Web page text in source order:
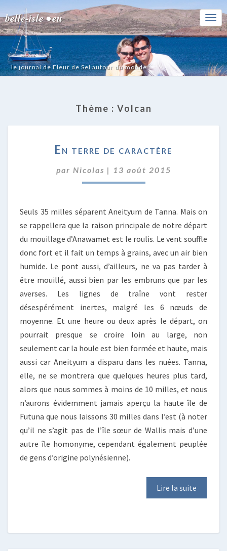
belle-isle • eu
le journal de Fleur de Sel autour du monde
Thème : Volcan
TERRE
CARACTÈRE
En terre de caractère
par Nicolas | 13 août 2015
Seuls 35 milles séparent Aneityum de Tanna. Mais on
se rappellera que la raison principale de notre départ
du mouillage d’Anawamet est le roulis. Le vent souffle
donc fort et il fait un temps à grains, avec un air bien
humide. Le pont aussi, d’ailleurs, ne va pas tarder à
être mouillé, aussi bien par les embruns que par les
averses. Les lignes de traîne vont rester
désespérément inertes, malgré les 6 nœuds de
moyenne. Et une heure ou deux après le départ, on
pourrait presque se croire loin au large, non
seulement car la houle est bien formée et haute, mais
aussi car Aneityum a disparu dans les nuées. Tanna,
elle, ne se montrera que quelques heures plus tard,
alors que nous sommes à moins de 10 milles, et nous
n’aurons évidemment jamais aperçu la haute île de
Futuna que nous laissons 30 milles dans l’est (à noter
qu’il ne s’agit pas de l’île sœur de Wallis mais d’une
autre île homonyme, cependant également peuplée
de gens d’origine polynésienne).
Lire la suite